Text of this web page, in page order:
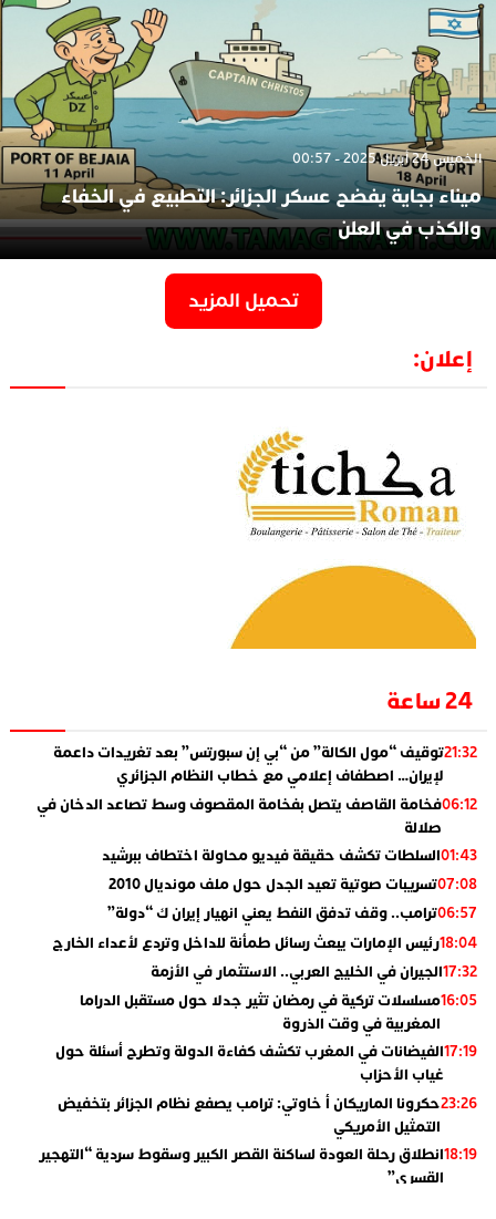
الخميس 24 أبريل 2025 - 00:57
ميناء بجاية يفضح عسكر الجزائر: التطبيع في الخفاء
والكذب في العلن
تحميل المزيد
إعلان:
24 ساعة
21:32توقيف “مول الكالة” من “بي إن سبورتس” بعد تغريدات داعمة
لإيران… اصطفاف إعلامي مع خطاب النظام الجزائري
06:12فخامة القاصف يتصل بفخامة المقصوف وسط تصاعد الدخان في
صلالة
01:43السلطات تكشف حقيقة فيديو محاولة اختطاف ببرشيد
07:08تسريبات صوتية تعيد الجدل حول ملف مونديال 2010
06:57ترامب.. وقف تدفق النفط يعني انهيار إيران ك “دولة”
18:04رئيس الإمارات يبعث رسائل طمأنة للداخل وتردع لأعداء الخارج
17:32الجيران في الخليج العربي.. الاستثمار في الأزمة
16:05مسلسلات تركية في رمضان تثير جدلا حول مستقبل الدراما
المغربية في وقت الذروة
17:19الفيضانات في المغرب تكشف كفاءة الدولة وتطرح أسئلة حول
غياب الأحزاب
23:26حكرونا الماريكان أ خاوتي: ترامب يصفع نظام الجزائر بتخفيض
التمثيل الأمريكي
18:19انطلاق رحلة العودة لساكنة القصر الكبير وسقوط سردية “التهجير
القسري”